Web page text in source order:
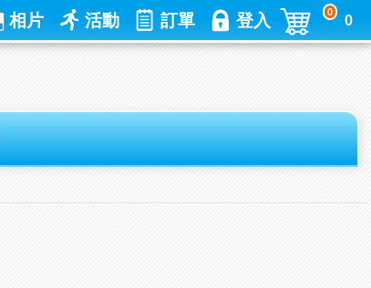
相片 活動 訂單 登入 0
0